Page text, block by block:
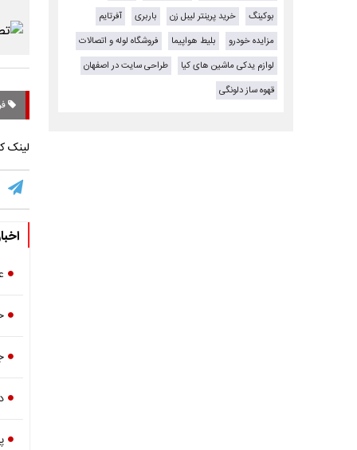
لینک
بوکینگ
خرید پرینتر لیبل زن باربری
آفرتایم
مزایده خودرو
بلیط هواپیما
فروشگاه لوله و اتصالات
لوازم یدکی ماشین های کیا
طراحی سایت در اصفهان
قهوه ساز دلونگی